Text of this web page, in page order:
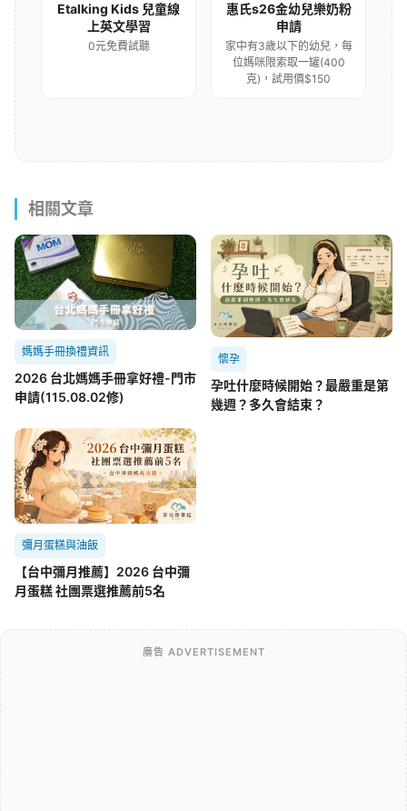
Etalking Kids 兒童線
上英文學習
0元免費試聽
惠氏s26金幼兒樂奶粉
申請
家中有3歲以下的幼兒，每
位媽咪限索取一罐(400
克)，試用價$150
相關文章
媽媽手冊換禮資訊
2026 台北媽媽手冊拿好禮-門市
申請(115.08.02修)
懷孕
孕吐什麼時候開始？最嚴重是第
幾週？多久會結束？
彌月蛋糕與油飯
【台中彌月推薦】2026 台中彌
月蛋糕 社團票選推薦前5名
廣告 ADVERTISEMENT